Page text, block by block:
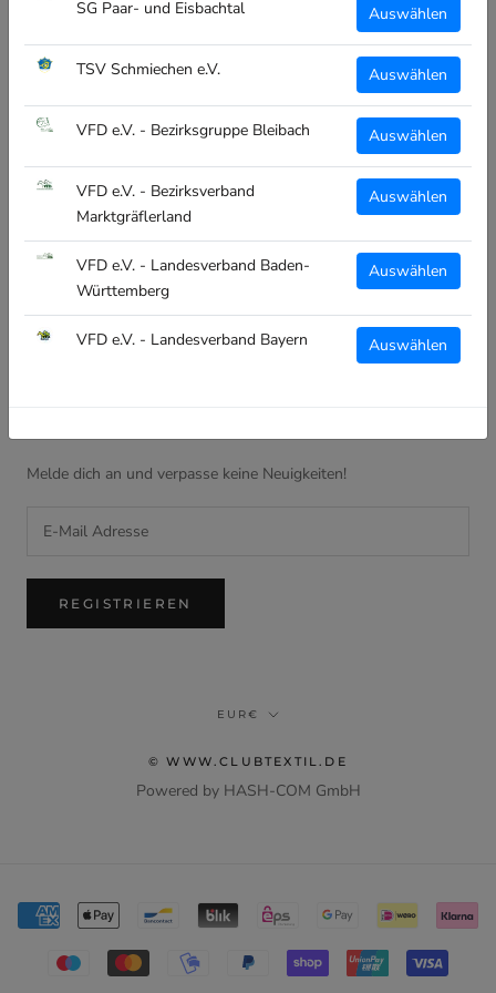
SG Paar- und Eisbachtal Auswählen
TSV Schmiechen e.V. Auswählen
VFD e.V. - Bezirksgruppe Bleibach Auswählen
VFD e.V. - Bezirksverband
Marktgräflerland
Auswählen
VFD e.V. - Landesverband Baden-
Württemberg
Auswählen
VFD e.V. - Landesverband Bayern Auswählen
Vereinsübersicht
RECHTLICHES
Impressum
Datenschutz
Widerruf
Versand
Melde dich an und verpasse keine Neuigkeiten!
REGISTRIEREN
Translation
de.footer.general.currency
EUR€
© WWW.CLUBTEXTIL.DE
Powered by HASH-COM GmbH